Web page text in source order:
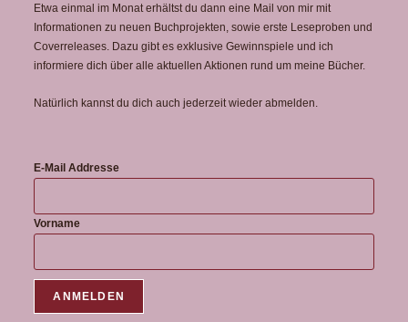
Etwa einmal im Monat erhältst du dann eine Mail von mir mit
Informationen zu neuen Buchprojekten, sowie erste Leseproben und
Coverreleases. Dazu gibt es exklusive Gewinnspiele und ich
informiere dich über alle aktuellen Aktionen rund um meine Bücher.
Natürlich kannst du dich auch jederzeit wieder abmelden.
E-Mail Addresse
Vorname